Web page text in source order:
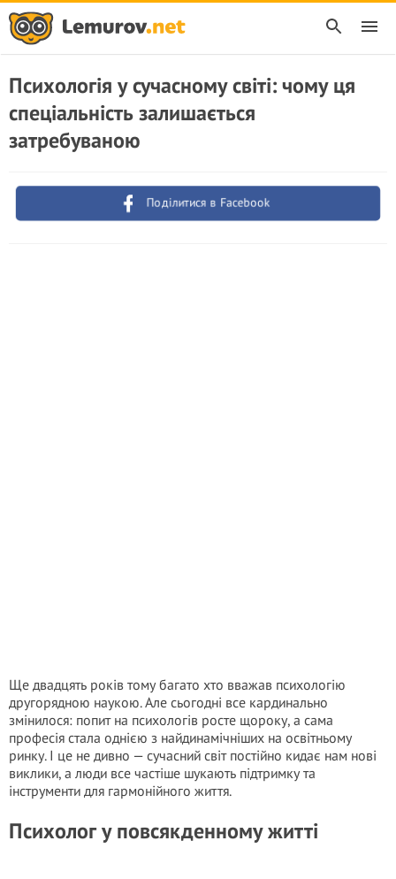
Психологія у сучасному світі: чому ця
спеціальність залишається
затребуваною
Поділитися в Facebook
Ще двадцять років тому багато хто вважав психологію
другорядною наукою. Але сьогодні все кардинально
змінилося: попит на психологів росте щороку, а сама
професія стала однією з найдинамічніших на освітньому
ринку. І це не дивно — сучасний світ постійно кидає нам нові
виклики, а люди все частіше шукають підтримку та
інструменти для гармонійного життя.
Психолог у повсякденному житті